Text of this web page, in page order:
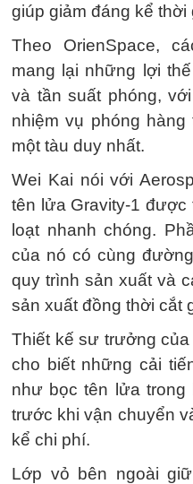
giúp giảm đáng kể
Theo OrienSpace,
mang lại những lợi
và tần suất phóng,
nhiệm vụ phóng
một tàu duy nhất.
Wei Kai nói với
tên lửa Gravity-1 được
loạt nhanh chóng.
của nó có cùng
quy trình sản xuất và
sản xuất đồng thời cắt
Thiết kế sư trưởng
cho biết những cải
như bọc tên lửa trong
trước khi vận chuyển
kể chi phí.
Lớp vỏ bên ngoài